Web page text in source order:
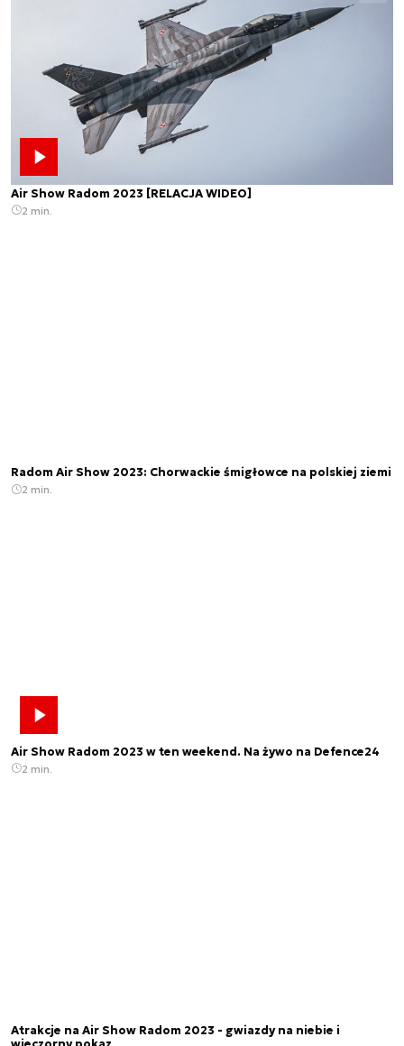
Air Show Radom 2023 [RELACJA WIDEO]
2 min.
Radom Air Show 2023: Chorwackie śmigłowce na polskiej ziemi
2 min.
Air Show Radom 2023 w ten weekend. Na żywo na Defence24
2 min.
Atrakcje na Air Show Radom 2023 - gwiazdy na niebie i